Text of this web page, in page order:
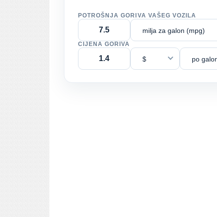
POTROŠNJA GORIVA VAŠEG VOZILA
milja za galon (mpg)
CIJENA GORIVA
$ po